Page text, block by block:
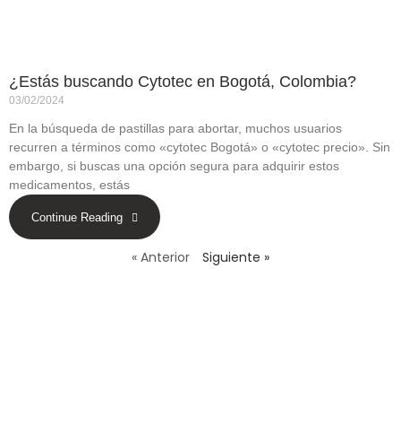
¿Estás buscando Cytotec en Bogotá, Colombia?
03/02/2024
En la búsqueda de pastillas para abortar, muchos usuarios
recurren a términos como «cytotec Bogotá» o «cytotec precio». Sin
embargo, si buscas una opción segura para adquirir estos
medicamentos, estás
Continue Reading
« Anterior Siguiente »